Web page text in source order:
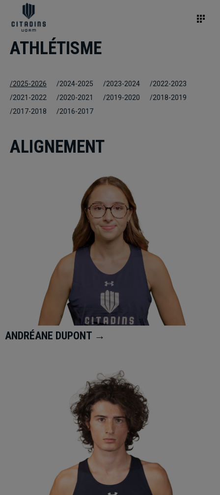
ATHLÉTISME
/2025-2026 /2024-2025 /2023-2024
/2022-2023
/2021-2022
/2020-2021 /2019-2020
/2018-2019
/2017-2018
/2016-2017
ALIGNEMENT
ANDRÉANE DUPONT →